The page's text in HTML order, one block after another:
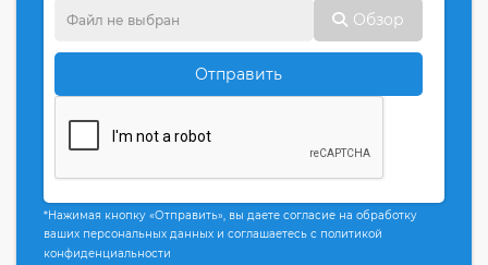
Обзор
Отправить
*Нажимая кнопку «Отправить», вы даете согласие на обработку
ваших персональных данных и соглашаетесь с политикой
конфиденциальности